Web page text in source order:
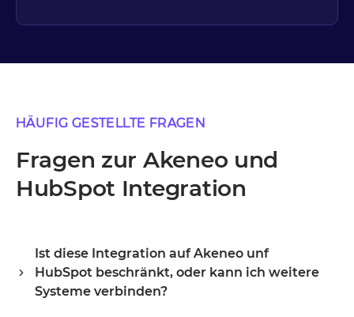
HÄUFIG GESTELLTE FRAGEN
Fragen zur Akeneo und
HubSpot Integration
Ist diese Integration auf Akeneo unf
HubSpot beschränkt, oder kann ich weitere
Systeme verbinden?